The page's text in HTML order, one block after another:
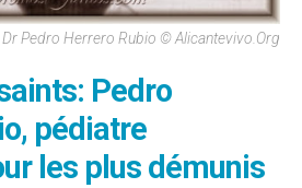
Dr Pedro Herrero Rubio © Alicantevivo.org
Pedro
pédiatre
les plus démunis